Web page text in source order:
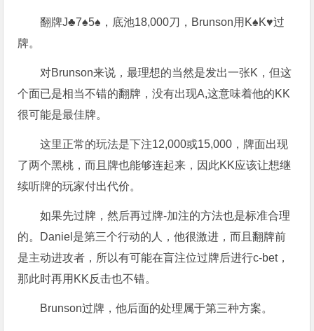
翻牌J♣7♠5♠，底池18,000刀，Brunson用K♠K♥过
牌。
对Brunson来说，最理想的当然是发出一张K，但这
个面已是相当不错的翻牌，没有出现A,这意味着他的KK
很可能是最佳牌。
这里正常的玩法是下注12,000或15,000，牌面出现
了两个黑桃，而且牌也能够连起来，因此KK应该让想继
续听牌的玩家付出代价。
如果先过牌，然后再过牌-加注的方法也是标准合理
的。Daniel是第三个行动的人，他很激进，而且翻牌前
是主动进攻者，所以有可能在盲注位过牌后进行c-bet，
那此时再用KK反击也不错。
Brunson过牌，他后面的处理属于第三种方案。